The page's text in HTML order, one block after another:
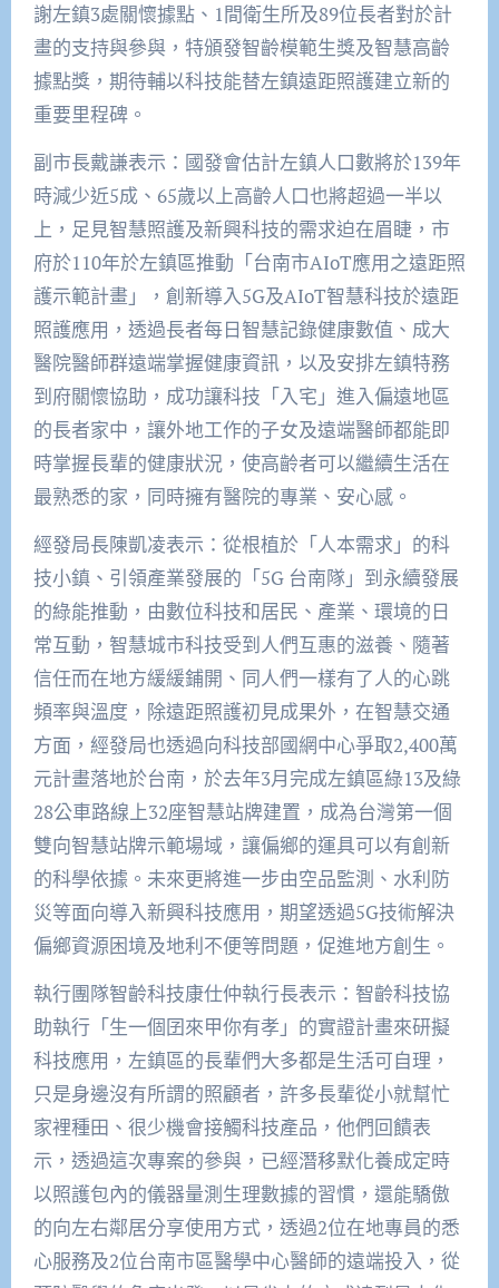
謝左鎮3處關懷據點、1間衛生所及89位長者對於計
畫的支持與參與，特頒發智齡模範生獎及智慧高齡
據點獎，期待輔以科技能替左鎮遠距照護建立新的
重要里程碑。
副市長戴謙表示：國發會估計左鎮人口數將於139年
時減少近5成、65歲以上高齡人口也將超過一半以
上，足見智慧照護及新興科技的需求迫在眉睫，市
府於110年於左鎮區推動「台南市AIoT應用之遠距照
護示範計畫」，創新導入5G及AIoT智慧科技於遠距
照護應用，透過長者每日智慧記錄健康數值、成大
醫院醫師群遠端掌握健康資訊，以及安排左鎮特務
到府關懷協助，成功讓科技「入宅」進入偏遠地區
的長者家中，讓外地工作的子女及遠端醫師都能即
時掌握長輩的健康狀況，使高齡者可以繼續生活在
最熟悉的家，同時擁有醫院的專業、安心感。
經發局長陳凱凌表示：從根植於「人本需求」的科
技小鎮、引領產業發展的「5G 台南隊」到永續發展
的綠能推動，由數位科技和居民、產業、環境的日
常互動，智慧城市科技受到人們互惠的滋養、隨著
信任而在地方緩緩鋪開、同人們一樣有了人的心跳
頻率與溫度，除遠距照護初見成果外，在智慧交通
方面，經發局也透過向科技部國網中心爭取2,400萬
元計畫落地於台南，於去年3月完成左鎮區綠13及綠
28公車路線上32座智慧站牌建置，成為台灣第一個
雙向智慧站牌示範場域，讓偏鄉的運具可以有創新
的科學依據。未來更將進一步由空品監測、水利防
災等面向導入新興科技應用，期望透過5G技術解決
偏鄉資源困境及地利不便等問題，促進地方創生。
執行團隊智齡科技康仕仲執行長表示：智齡科技協
助執行「生一個囝來甲你有孝」的實證計畫來研擬
科技應用，左鎮區的長輩們大多都是生活可自理，
只是身邊沒有所謂的照顧者，許多長輩從小就幫忙
家裡種田、很少機會接觸科技產品，他們回饋表
示，透過這次專案的參與，已經潛移默化養成定時
以照護包內的儀器量測生理數據的習慣，還能驕傲
的向左右鄰居分享使用方式，透過2位在地專員的悉
心服務及2位台南市區醫學中心醫師的遠端投入，從